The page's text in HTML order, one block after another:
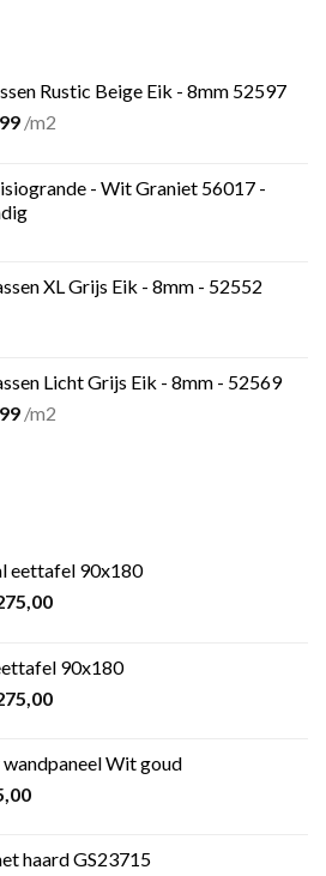
Rustic Beige Eik - 8mm 52597
Huidige
€ 9,99.
/m2
- Wit Graniet 56017 -
XL Grijs Eik - 8mm - 52552
Licht Grijs Eik - 8mm - 52569
Huidige
/m2
eettafel 90x180
Huidige
€ 275,00.
90x180
Huidige
€ 275,00.Wit goud
Huidige
€ 25,00.
haard GS23715